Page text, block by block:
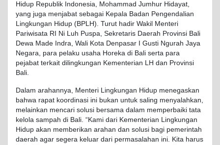
Hidup Republik Indonesia, Mohammad Jumhur Hidayat,
yang juga menjabat sebagai Kepala Badan Pengendalian
Lingkungan Hidup (BPLH). Turut hadir Wakil Menteri
Pariwisata RI Ni Luh Puspa, Sekretaris Daerah Provinsi Bali
Dewa Made Indra, Wali Kota Denpasar I Gusti Ngurah Jaya
Negara, para pelaku usaha Horeka di Bali serta para
pejabat terkait dilingkungan Kementerian LH dan Provinsi
Bali.
Dalam arahannya, Menteri Lingkungan Hidup menegaskan
bahwa rapat koordinasi ini bukan untuk saling menyalahkan,
melainkan mencari solusi bersama dalam memperbaiki tata
kelola sampah di Bali. “Kami dari Kementerian Lingkungan
Hidup akan memberikan arahan dan solusi bagi pemerintah
daerah agar segera keluar dari permasalahan ini. Kita harus